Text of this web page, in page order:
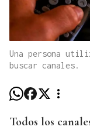
Una persona
buscar canales.
Todos los